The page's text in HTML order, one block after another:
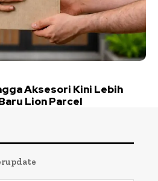
Aksesori Kini Lebih
Lion Parcel